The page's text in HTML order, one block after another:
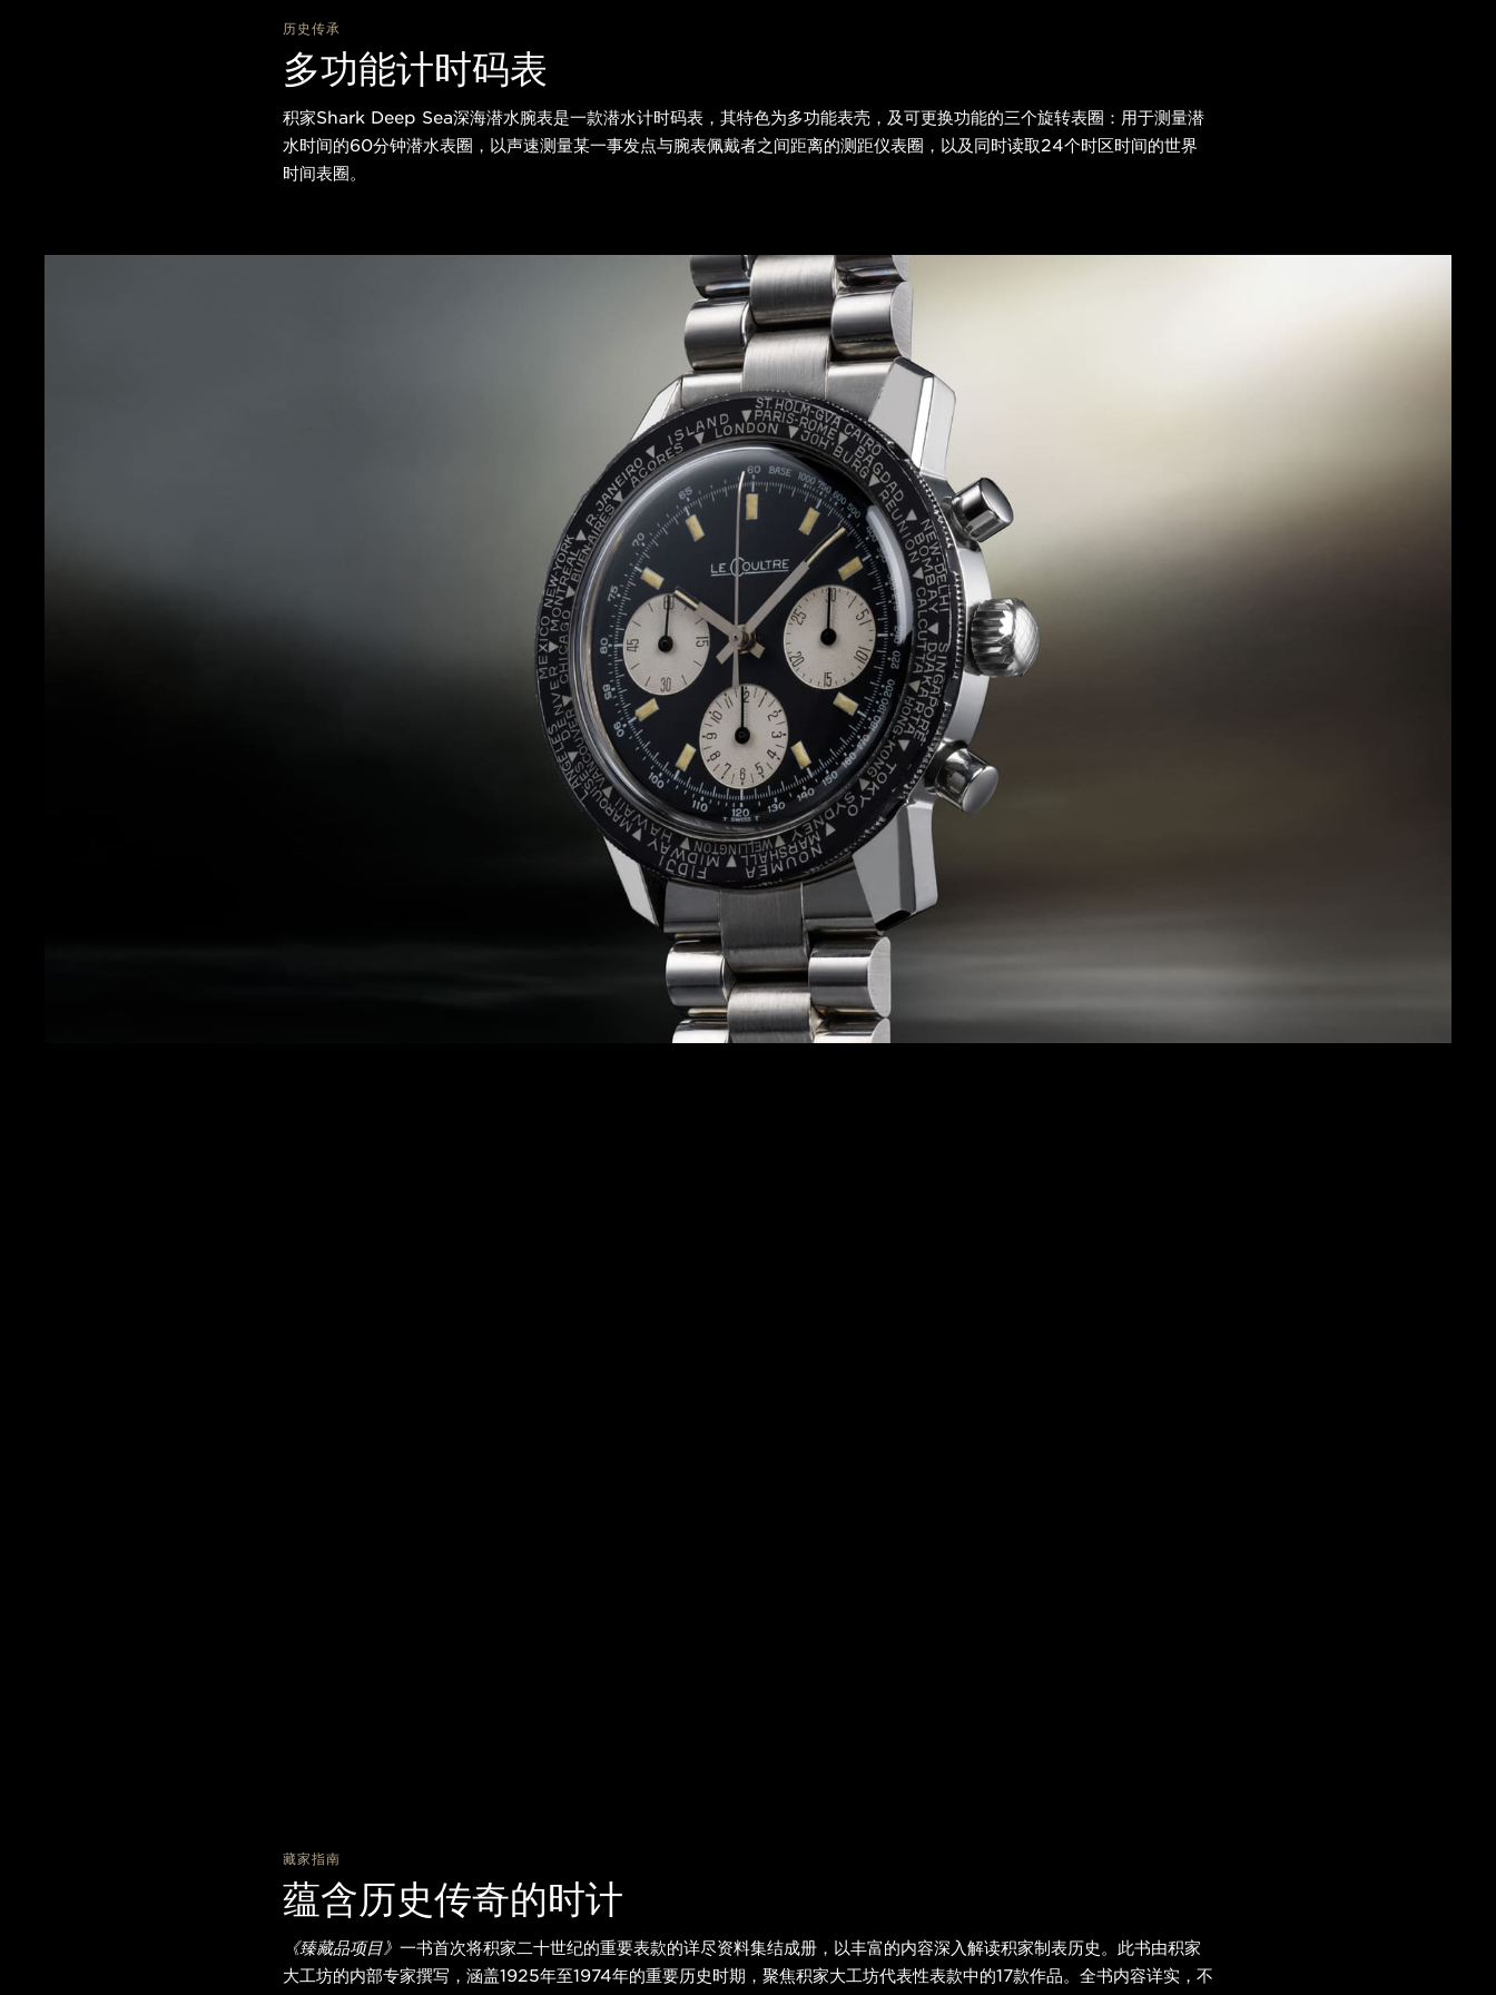
历史传承
多功能计时码表
积家Shark Deep Sea深海潜水腕表是一款潜水计时码表，其特色为多功能表壳，及可更换功能的三个旋转表圈：用于测量潜
水时间的60分钟潜水表圈，以声速测量某一事发点与腕表佩戴者之间距离的测距仪表圈，以及同时读取24个时区时间的世界
时间表圈。
藏家指南
蕴含历史传奇的时计
《臻藏品项目》 一书首次将积家二十世纪的重要表款的详尽资料集结成册，以丰富的内容深入解读积家制表历史。此书由积家
大工坊的内部专家撰写，涵盖1925年至1974年的重要历史时期，聚焦积家大工坊代表性表款中的17款作品。全书内容详实，不